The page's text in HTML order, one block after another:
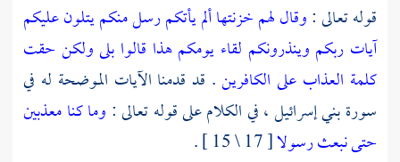
قوله تعالى :وقال لهم خزنتها ألم يأتكم رسل منكم يتلون عليكم
آيات ربكم وينذرونكم لقاء يومكم هذا قالوا بلى ولكن حقت
كلمة العذاب على الكافرين. قد قدمنا الآيات الموضحة له في
سورةبني إسرائيل، في الكلام على قوله تعالى : وما كنا معذبين
حتى نبعث رسولا[ 17 \ 15 ] .